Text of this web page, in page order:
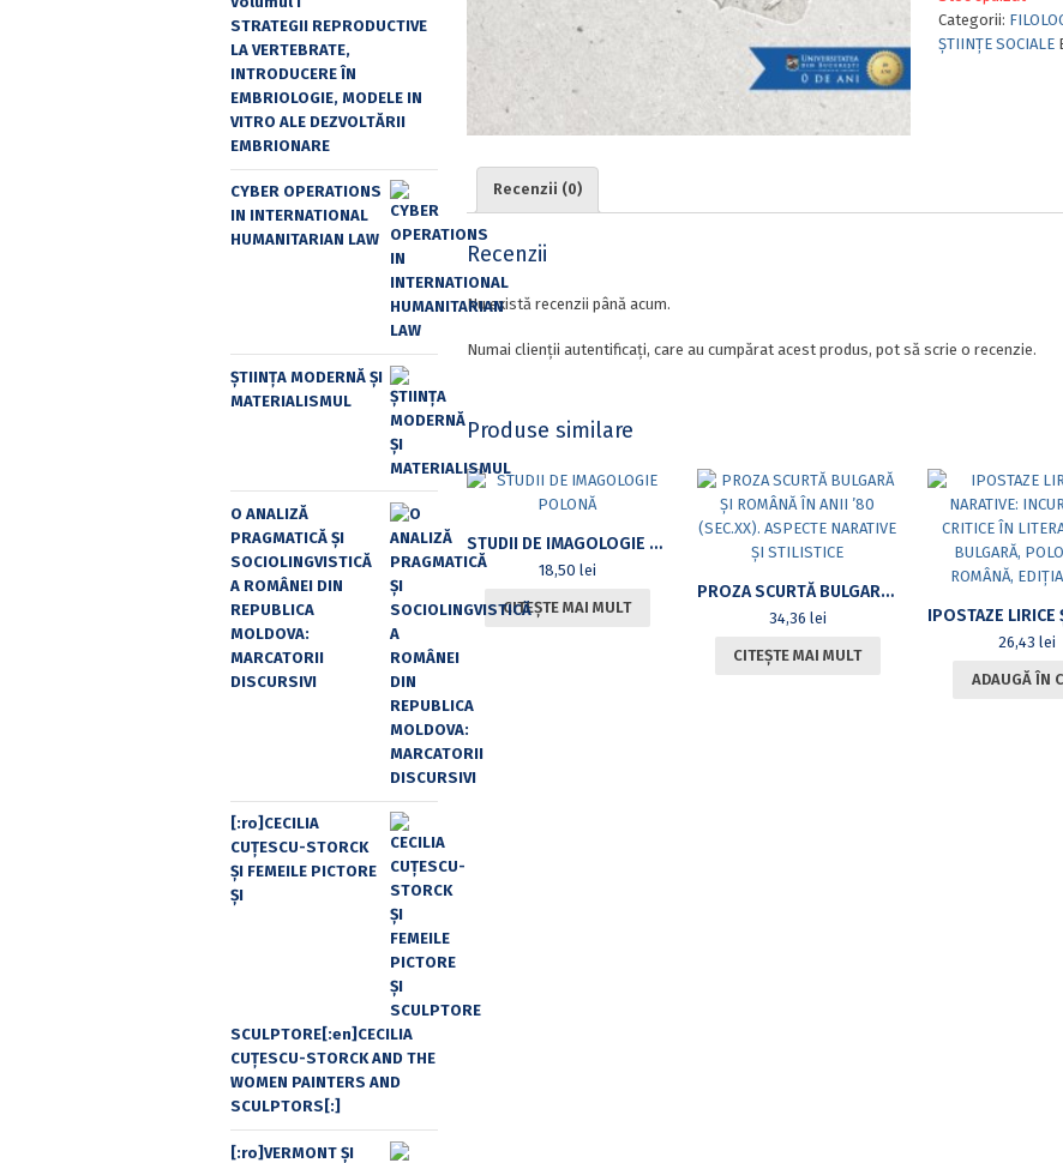
Categorii:
ȘTIINȚE SOCIALE
Recenzii (0)
Recenzii
Nu există recenzii până acum.
Numai clienții autentificați, care au cumpărat acest produs, pot să scrie o recenzie.
Produse similare
STUDII DE IMAGOLOGIE POLONĂ
18,50 lei
CITEȘTE MAI MULT
PROZA SCURTĂ BULGARĂ ȘI ROMÂNĂ ÎN ANII ’80 (SEC.XX). ASPECTE NARATIVE ȘI STILISTICE
34,36 lei
CITEȘTE MAI MULT
26,43 lei
ADAUGĂ ÎN
STRATEGII REPRODUCTIVE
LA VERTEBRATE,
INTRODUCERE ÎN
EMBRIOLOGIE, MODELE IN
VITRO ALE DEZVOLTĂRII
EMBRIONARE
CYBER OPERATIONS
IN INTERNATIONAL
HUMANITARIAN LAW
ȘTIINȚA MODERNĂ ȘI
MATERIALISMUL
O ANALIZĂ
PRAGMATICĂ ȘI
SOCIOLINGVISTICĂ
A ROMÂNEI DIN
REPUBLICA
MOLDOVA:
MARCATORII
DISCURSIVI
[:ro]CECILIA
CUŢESCU-STORCK
ŞI FEMEILE PICTORE
ŞI
SCULPTORE[:en]CECILIA
CUŢESCU-STORCK AND THE
WOMEN PAINTERS AND
SCULPTORS[:]
[:ro]VERMONT ȘI